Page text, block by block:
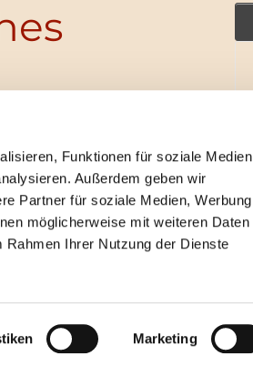
Funktionen für soziale Medien
Außerdem geben wir
Partner für soziale Medien, Werbung
möglicherweise mit weiteren Daten
Ihrer Nutzung der Dienste
Marketing
ChurchDesk-Login